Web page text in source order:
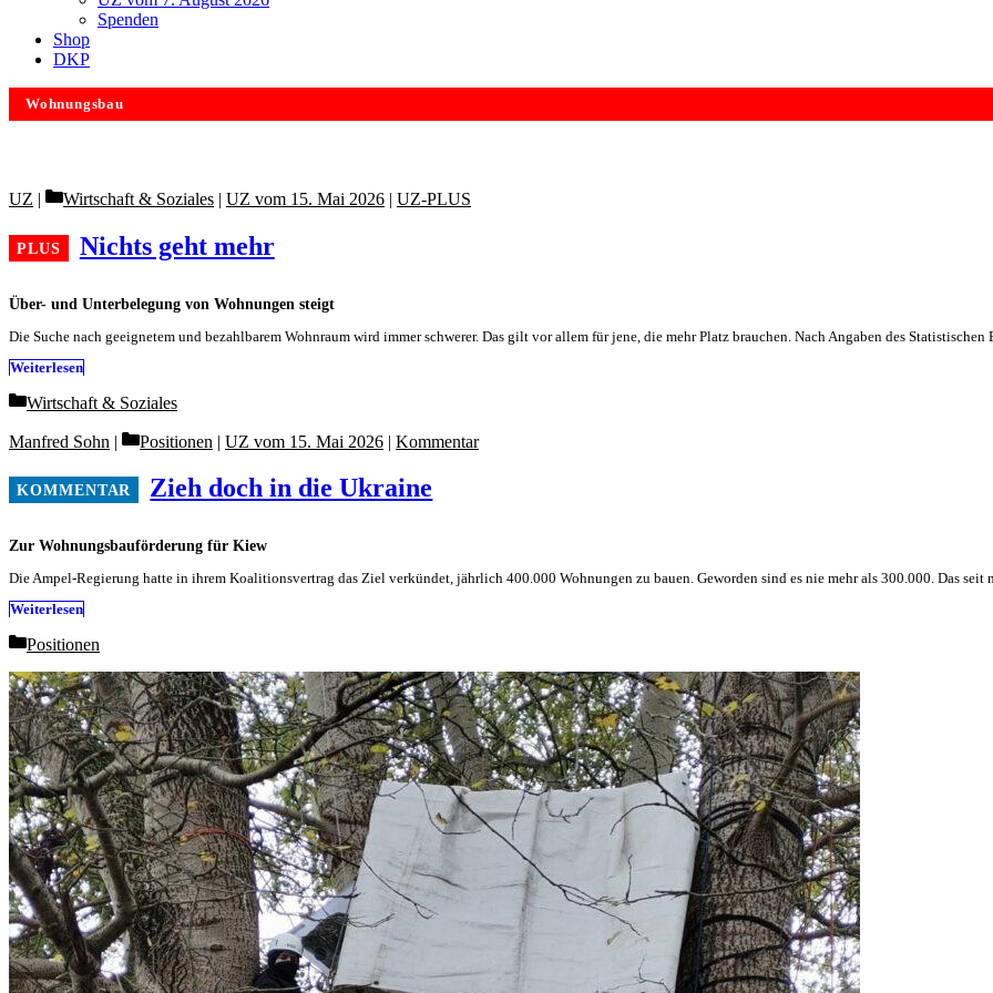
Spenden
Shop
DKP
Wohnungsbau
Über- und Unterbelegung von Wohnungen steigt
Nichts geht mehr
UZ Categories
Wirtschaft & Soziales | UZ vom 15. Mai 2026 | UZ-PLUS
Die Suche nach geeignetem und bezahlbarem Wohnraum wird immer schwerer. Das gilt vor allem für jene, die mehr Platz brauchen. Nach Angaben des
Weiterlesen
Categories
Wirtschaft & Soziales
Zur Wohnungsbauförderung für Kiew
Zieh doch in die Ukraine
Manfred Sohn Categories
Positionen | UZ vom 15. Mai 2026 | Kommentar
Die Ampel-Regierung hatte in ihrem Koalitionsvertrag das Ziel verkündet, jährlich 400.000 Wohnungen zu bauen. Geworden sind es nie mehr als 300.000. Das seit
Weiterlesen
Categories
Positionen